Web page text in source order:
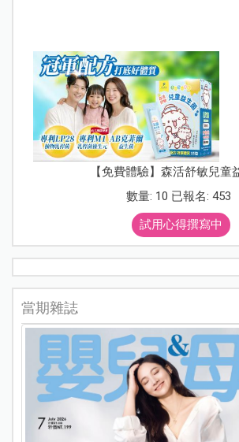
【免費體驗】森活舒敏兒童
數量: 10 已報名: 453
試用心得撰寫中
當期雜誌